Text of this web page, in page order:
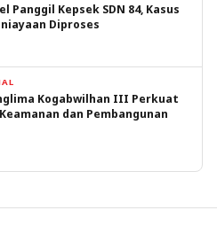
Panggil Kepsek SDN 84, Kasus
Diproses
Kogabwilhan III Perkuat
dan Pembangunan